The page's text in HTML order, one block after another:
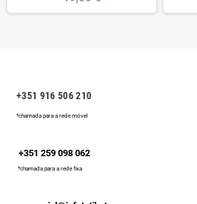
+351 916 506 210
*chamada para a rede móvel
+351 259 098 062
*chamada para a rede fixa